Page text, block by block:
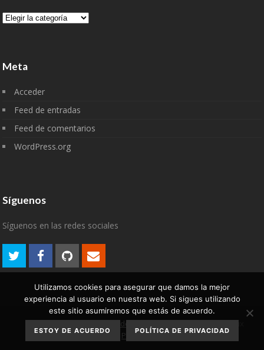
Categorías
Meta
Acceder
Feed de entradas
Feed de comentarios
WordPress.org
Síguenos
Síguenos en las redes sociales
2007-2022 © algodelinux
Aviso Legal
Política de
privacidad
Política de cookies
Utilizamos cookies para asegurar que damos la mejor
experiencia al usuario en nuestra web. Si sigues utilizando
este sitio asumiremos que estás de acuerdo.
ESTOY DE ACUERDO POLÍTICA DE PRIVACIDAD